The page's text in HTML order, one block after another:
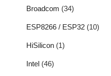
Broadcom (34)
ESP8266 / ESP32 (10)
HiSilicon (1)
Intel (46)